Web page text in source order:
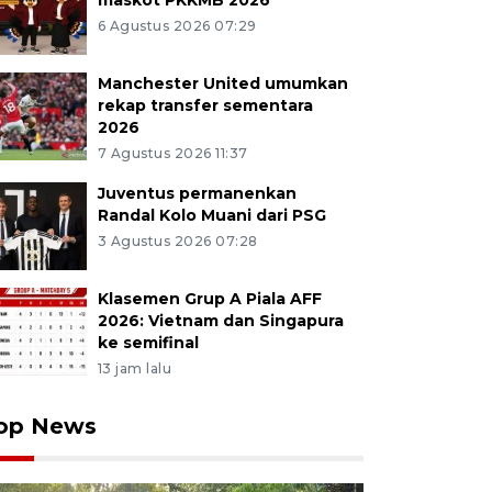
6 Agustus 2026 07:29
Manchester United umumkan
rekap transfer sementara
2026
7 Agustus 2026 11:37
Juventus permanenkan
Randal Kolo Muani dari PSG
3 Agustus 2026 07:28
Klasemen Grup A Piala AFF
2026: Vietnam dan Singapura
ke semifinal
13 jam lalu
News